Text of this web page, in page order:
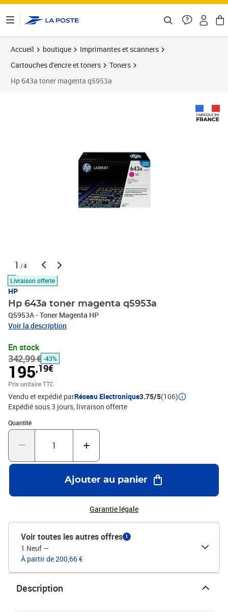
Accueil boutique
Imprimantes et scanners
Cartouches d'encre et toners
Toners
Hp 643a toner magenta q5953a
1 /4
Livraison offerte
HP
Hp 643a toner magenta q5953a
Q5953A - Toner Magenta HP
Voir la description
En stock
342,99 € -43%
195,19€
Prix unitaire TTC
Vendu et expédié parRéseau Electronique3.75/5(106)
Expédié sous 3 jours livraison offerte
Quantité
Quantité : 1
Ajouter au panier
Garantie légale
Voir toutes les autres offres 1
1 Neuf —
À partir de 200,66 €
Description